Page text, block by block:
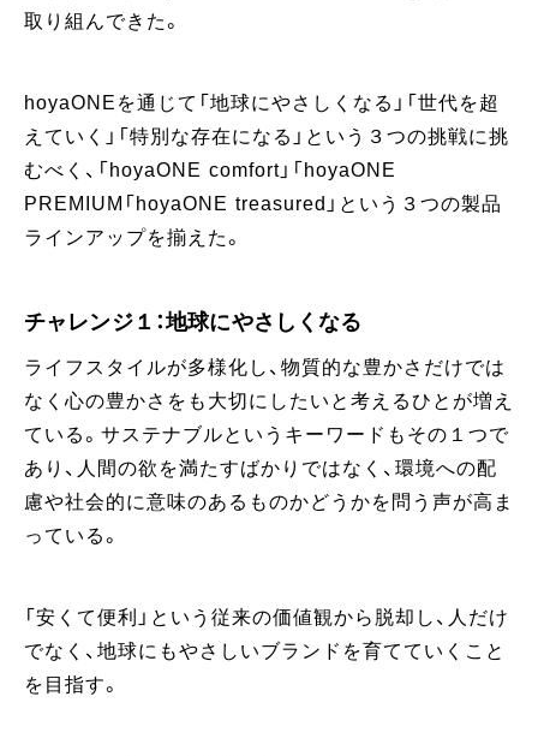
取り組んできた。
hoyaONEを通じて「地球にやさしくなる」「世代を超
えていく」「特別な存在になる」という３つの挑戦に挑
むべく、「hoyaONE comfort」「hoyaONE
PREMIUM「hoyaONE treasured」という３つの製品
ラインアップを揃えた。
チャレンジ１：地球にやさしくなる
ライフスタイルが多様化し、物質的な豊かさだけでは
なく心の豊かさをも大切にしたいと考えるひとが増え
ている。サステナブルというキーワードもその１つで
あり、人間の欲を満たすばかりではなく、環境への配
慮や社会的に意味のあるものかどうかを問う声が高ま
っている。
「安くて便利」という従来の価値観から脱却し、人だけ
でなく、地球にもやさしいブランドを育てていくこと
を目指す。